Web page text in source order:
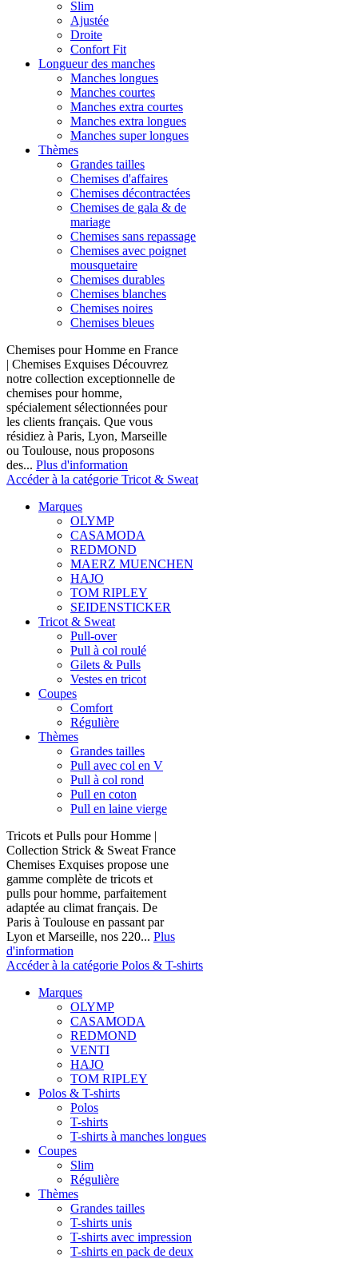
Slim
Ajustée
Droite
Confort Fit
Longueur des manches
Manches longues
Manches courtes
Manches extra courtes
Manches extra longues
Manches super longues
Thèmes
Grandes tailles
Chemises d'affaires
Chemises décontractées
Chemises de gala & de
mariage
Chemises sans repassage
Chemises avec poignet
mousquetaire
Chemises durables
Chemises blanches
Chemises noires
Chemises bleues
Chemises pour Homme en France
| Chemises Exquises Découvrez
notre collection exceptionnelle de
chemises pour homme,
spécialement sélectionnées pour
les clients français. Que vous
résidiez à Paris, Lyon, Marseille
ou Toulouse, nous proposons
des... Plus d'information
Accéder à la catégorie Tricot & Sweat
Marques
OLYMP
CASAMODA
REDMOND
MAERZ MUENCHEN
HAJO
TOM RIPLEY
SEIDENSTICKER
Tricot & Sweat
Pull-over
Pull à col roulé
Gilets & Pulls
Vestes en tricot
Coupes
Comfort
Régulière
Thèmes
Grandes tailles
Pull avec col en V
Pull à col rond
Pull en coton
Pull en laine vierge
Tricots et Pulls pour Homme |
Collection Strick & Sweat France
Chemises Exquises propose une
gamme complète de tricots et
pulls pour homme, parfaitement
adaptée au climat français. De
Paris à Toulouse en passant par
Lyon et Marseille, nos 220... Plus
d'information
Accéder à la catégorie Polos & T-shirts
Marques
OLYMP
CASAMODA
REDMOND
VENTI
HAJO
TOM RIPLEY
Polos & T-shirts
Polos
T-shirts
T-shirts à manches longues
Coupes
Slim
Régulière
Thèmes
Grandes tailles
T-shirts unis
T-shirts avec impression
T-shirts en pack de deux